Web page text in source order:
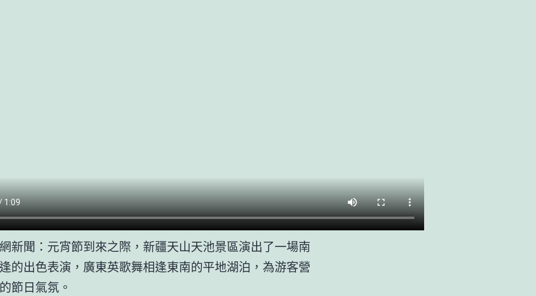
新聞：元宵節到來之際，新疆天山天池景區演出了一場南
的出色表演，廣東英歌舞相逢東南的平地湖泊，為游客營
節日氣氛。